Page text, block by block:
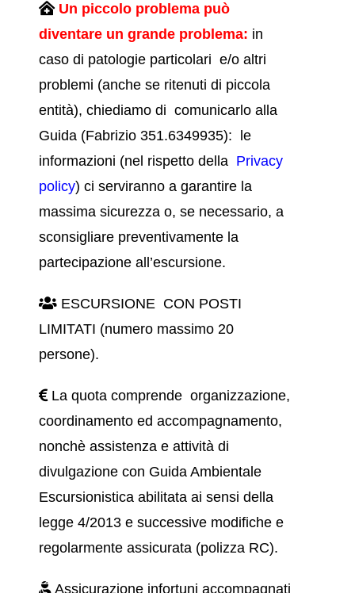
Un piccolo problema può
diventare un grande problema: in
caso di patologie particolari e/o altri
problemi (anche se ritenuti di piccola
entità), chiediamo di comunicarlo alla
Guida (Fabrizio 351.6349935): le
informazioni (nel rispetto della Privacy
policy)ci serviranno a garantire la
massima sicurezza o, se necessario, a
sconsigliare preventivamente la
partecipazione all’escursione.
ESCURSIONE CON POSTI
LIMITATI (numero massimo 20
persone).
La quota comprende organizzazione,
coordinamento ed accompagnamento,
nonchè assistenza e attività di
divulgazione con Guida Ambientale
Escursionistica abilitata ai sensi della
legge 4/2013 e successive modifiche e
regolarmente assicurata (polizza RC).
Assicurazione infortuni accompagnati